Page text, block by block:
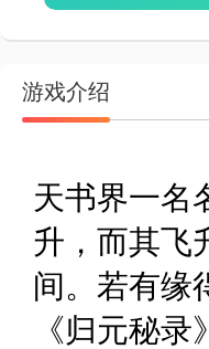
游戏介绍
天书界一名
升，而其飞
间。若有缘
《归元秘